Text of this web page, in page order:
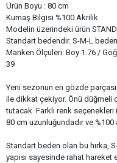
Ürün Boyu : 80 cm
Kumaş Bilgisi %100 Akrilik
Modelin üzerindeki ürün
Standart bedendir. S-M-L
Manken Ölçüleri: Boy 1.76 /
39
Yeni sezonun en gözde
ile dikkat çekiyor. Önü düğmeli
tutacak. Farklı renk seçenekleri
80 cm uzunluğundadır ve
Standart beden olan bu hırka,
yapısı sayesinde rahat